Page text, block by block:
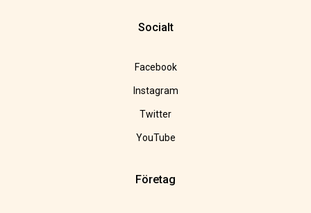
Socialt
Facebook
Instagram
Twitter
YouTube
Företag